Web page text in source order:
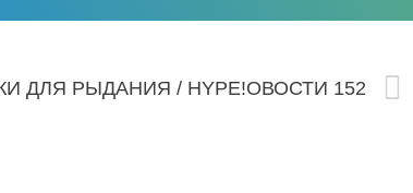
ДЛЯ РЫДАНИЯ / HYPE!ОВОСТИ 152